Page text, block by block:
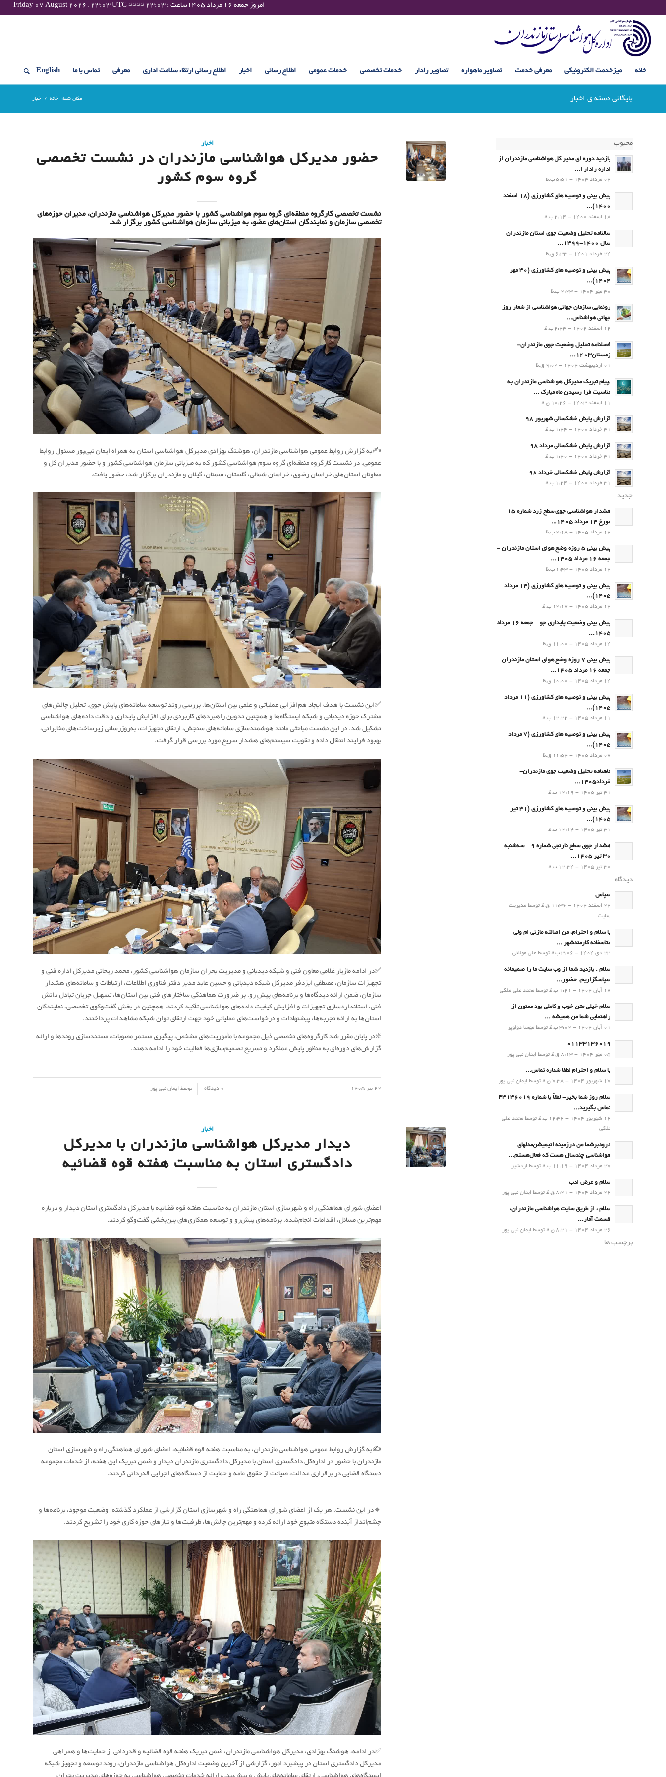
Friday 07 August 2026 , 23:03 UTC ¤¤¤¤ امروز جمعه ۱۶ مرداد ۱۴۰۵ساعت : ۲۳:۰۳
خانه میزخدمت الکترونیکی معرفی خدمت تصاویر ماهواره تصاویر رادار خدمات تخصصی خدمات عمومی اطلاع رسانی اخبار اطلاع رسانی ارتقاء سلامت اداری معرفی تماس با ما English
بایگانی دسته ی اخبار مکان شما: خانه / اخبار
اخبار
حضور مدیرکل هواشناسی مازندران در نشست تخصصی
گروه سوم کشور
نشست تخصصی کارگروه منطقه‌ای گروه سوم هواشناسی کشور با حضور مدیرکل هواشناسی مازندران، مدیران حوزه‌های
تخصصی سازمان و نمایندگان استان‌های عضو، به میزبانی سازمان هواشناسی کشور برگزار شد.
✍به گزارش روابط عمومی هواشناسی مازندران، هوشنگ بهزادی مدیرکل هواشناسی استان به همراه ایمان نبی‌پور مسئول روابط
عمومی، در نشست کارگروه منطقه‌ای گروه سوم هواشناسی کشور که به میزبانی سازمان هواشناسی کشور و با حضور مدیران کل و
معاونان استان‌های خراسان رضوی، خراسان شمالی، گلستان، سمنان، گیلان و مازندران برگزار شد، حضور یافت.
✅این نشست با هدف ایجاد هم‌افزایی عملیاتی و علمی بین استان‌ها، بررسی روند توسعه سامانه‌های پایش جوی، تحلیل چالش‌های
مشترک حوزه دیدبانی و شبکه ایستگاه‌ها و همچنین تدوین راهبردهای کاربردی برای افزایش پایداری و دقت داده‌های هواشناسی
تشکیل شد. در این نشست مباحثی مانند هوشمندسازی سامانه‌های سنجش، ارتقای تجهیزات، به‌روزرسانی زیرساخت‌های مخابراتی،
بهبود فرایند انتقال داده و تقویت سیستم‌های هشدار سریع مورد بررسی قرار گرفت.
✅در ادامه مازیار غلامی معاون فنی و شبکه دیدبانی و مدیریت بحران سازمان هواشناسی کشور، محمد ریحانی مدیرکل اداره فنی و
تجهیزات سازمان، مصطفی ایزدفر مدیرکل شبکه دیدبانی و حسین عابد مدیر دفتر فناوری اطلاعات، ارتباطات و سامانه‌های هشدار
سازمان، ضمن ارائه دیدگاه‌ها و برنامه‌های پیشِ رو، بر ضرورت هماهنگی ساختارهای فنی بین استان‌ها، تسهیل جریان تبادل دانش
فنی، استانداردسازی تجهیزات و افزایش کیفیت داده‌های هواشناسی تأکید کردند. همچنین در بخش گفت‌وگوی تخصصی، نمایندگان
استان‌ها به ارائه تجربه‌ها، پیشنهادات و درخواست‌های عملیاتی خود جهت ارتقای توان شبکه مشاهدات پرداختند.
❇️در پایان مقرر شد کارگروه‌های تخصصی ذیل مجموعه با مأموریت‌های مشخص، پیگیری مستمر مصوبات، مستندسازی روندها و ارائه
گزارش‌های دوره‌ای به منظور پایش عملکرد و تسریع تصمیم‌سازی‌ها فعالیت خود را ادامه دهند.
22 تیر 1405 0 دیدگاه توسط ایمان نبی پور
اخبار
دیدار مدیرکل هواشناسی مازندران با مدیرکل
دادگستری استان به مناسبت هفته قوه قضائیه
اعضای شورای هماهنگی راه و شهرسازی استان مازندران به مناسبت هفته قوه قضائیه با مدیرکل دادگستری استان دیدار و درباره
مهم‌ترین مسائل، اقدامات انجام‌شده، برنامه‌های پیش‌رو و توسعه همکاری‌های بین‌بخشی گفت‌وگو کردند.
✍به گزارش روابط عمومی هواشناسی مازندران، به مناسبت هفته قوه قضائیه، اعضای شورای هماهنگی راه و شهرسازی استان
مازندران با حضور در اداره‌کل دادگستری استان با مدیرکل دادگستری مازندران دیدار و ضمن تبریک این هفته، از خدمات مجموعه
دستگاه قضایی در برقراری عدالت، صیانت از حقوق عامه و حمایت از دستگاه‌های اجرایی قدردانی کردند.
🔹در این نشست، هر یک از اعضای شورای هماهنگی راه و شهرسازی استان گزارشی از عملکرد گذشته، وضعیت موجود، برنامه‌ها و
چشم‌انداز آینده دستگاه متبوع خود ارائه کرده و مهم‌ترین چالش‌ها، ظرفیت‌ها و نیازهای حوزه کاری خود را تشریح کردند.
✅در ادامه، هوشنگ بهزادی، مدیرکل هواشناسی مازندران، ضمن تبریک هفته قوه قضائیه و قدردانی از حمایت‌ها و همراهی
مدیرکل دادگستری استان در پیشبرد امور، گزارشی از آخرین وضعیت اداره‌کل هواشناسی مازندران، روند توسعه و تجهیز شبکه
محبوب
بازدید دوره ای مدیر کل هواشناسی مازندران از
اداره رادار ا...
04 مرداد 1403 - 5:51 ب.ظ
پیش بینی و توصیه های کشاورزی (18 اسفند
1400)...
18 اسفند 1400 - 2:14 ب.ظ
سالنامه تحلیل وضعیت جوی استان مازندران
سال 1400-1399...
24 خرداد 1401 - 6:33 ق.ظ
پیش بینی و توصیه های کشاورزی (30 مهر
۱۴۰۴)...
30 مهر 1404 - 2:23 ب.ظ
رونمایی سازمان جهانی هواشناسی از شعار روز
جهانی هواشناس...
12 اسفند 1402 - 2:43 ب.ظ
فصلنامه تحلیل وضعیت جوی مازندران-
زمستان۱۴۰۳...
01 اردیبهشت 1404 - 9:02 ق.ظ
.پيام تبريك مدیرکل هواشناسی مازندران به
مناسبت فرا رسيدن ماه مبارك ...
11 اسفند 1403 - 10:26 ق.ظ
گزارش پایش خشکسالی شهریور 98
31 خرداد 1400 - 1:44 ب.ظ
گزارش پایش خشکسالی مرداد 98
31 خرداد 1400 - 1:40 ب.ظ
گزارش پایش خشکسالی خرداد 98
31 خرداد 1400 - 1:24 ب.ظ
جدید
هشدار هواشناسی جوی سطح زرد شماره 15
مورخ 14 مرداد 1405...
14 مرداد 1405 - 2:18 ب.ظ
پیش بینی 5 روزه وضع هوای استان مازندران –
جمعه 16 مرداد 1405...
14 مرداد 1405 - 1:43 ب.ظ
پیش بینی و توصیه های کشاورزی (14 مرداد
۱۴۰۵)...
14 مرداد 1405 - 12:17 ب.ظ
پیش بینی وضعیت پایداری جو – جمعه 16 مرداد
1405...
14 مرداد 1405 - 11:00 ق.ظ
پیش بینی 7 روزه وضع هوای استان مازندران –
جمعه 16 مرداد 1405...
14 مرداد 1405 - 10:00 ق.ظ
پیش بینی و توصیه های کشاورزی (11 مرداد
۱۴۰۵)...
11 مرداد 1405 - 12:22 ب.ظ
پیش بینی و توصیه های کشاورزی (7 مرداد
۱۴۰۵)...
07 مرداد 1405 - 11:54 ق.ظ
ماهنامه تحلیل وضعیت جوی مازندران-
خرداد1405...
31 تیر 1405 - 12:19 ب.ظ
پیش بینی و توصیه های کشاورزی (31 تیر
۱۴۰۵)...
31 تیر 1405 - 12:14 ب.ظ
هشدار جوی سطح نارنجی شماره 9 – سه‌شنبه
30 تیر 1405...
30 تیر 1405 - 12:34 ب.ظ
دیدگاه
سپاس
24 اسفند 1404 - 11:36 ق.ظ توسط مدیریت
سایت
با سلام و احترام، من اصالته مازنی ام ولی
متاسفانه کارمندشهر ...
23 دی 1404 - 3:06 ب.ظ توسط علی مولائی
سلام . بازدید شما از وب سایت ما را صمیمانه
سپاسگزاریم. حضور...
18 آبان 1404 - 1:21 ب.ظ توسط محمد علی ملکی
سلام خیلی متن خوب و کاملی بود ممنون از
راهنمایی شما من همیشه ...
01 آبان 1404 - 3:02 ب.ظ توسط مهسا دولوپر
01133136019
05 مهر 1404 - 8:13 ق.ظ توسط ایمان نبی پور
با سلام و احترام لطفا شماره تماس...
17 شهریور 1404 - 7:38 ق.ظ توسط ایمان نبی پور
سلام روز شما بخیر- لطفاً با شماره 33136019
تماس بگیرید...
16 شهریور 1404 - 12:36 ب.ظ توسط محمد علی
ملکی
درودبرشما من درزمینه انیمیشن‌مدلهای
هواشناسی چندسال هست که فعال‌هستم...
27 مرداد 1404 - 11:19 ب.ظ توسط اردشیر
سلام و عرض ادب
26 مرداد 1404 - 8:21 ق.ظ توسط ایمان نبی پور
سلام ، از طریق سایت هواشناسی مازندران،
قسمت آمار...
26 مرداد 1404 - 8:21 ق.ظ توسط ایمان نبی پور
برچسب ها